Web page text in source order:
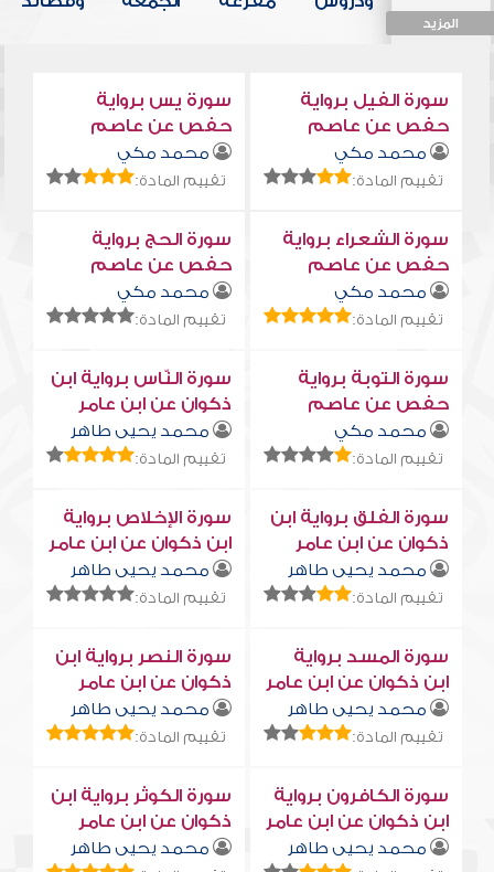
المزيد
سورة الفيل برواية
حفص عن عاصم
محمد مكي
تقييم المادة:
سورة يس برواية
حفص عن عاصم
محمد مكي
تقييم المادة:
سورة الشعراء برواية
حفص عن عاصم
محمد مكي
تقييم المادة:
سورة الحج برواية
حفص عن عاصم
محمد مكي
تقييم المادة:
سورة التوبة برواية
حفص عن عاصم
محمد مكي
تقييم المادة:
سورة النّاس برواية ابن
ذكوان عن ابن عامر
محمد يحيى طاهر
تقييم المادة:
سورة الفلق برواية ابن
ذكوان عن ابن عامر
محمد يحيى طاهر
تقييم المادة:
سورة الإخلاص برواية
ابن ذكوان عن ابن عامر
محمد يحيى طاهر
تقييم المادة:
سورة المسد برواية
ابن ذكوان عن ابن عامر
محمد يحيى طاهر
تقييم المادة:
سورة النصر برواية ابن
ذكوان عن ابن عامر
محمد يحيى طاهر
تقييم المادة:
سورة الكافرون برواية
ابن ذكوان عن ابن عامر
محمد يحيى طاهر
سورة الكوثر برواية ابن
ذكوان عن ابن عامر
محمد يحيى طاهر